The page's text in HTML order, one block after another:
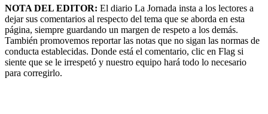
NOTA DEL EDITOR: El diario La Jornada insta a los lectores a
dejar sus comentarios al respecto del tema que se aborda en esta
página, siempre guardando un margen de respeto a los demás.
También promovemos reportar las notas que no sigan las normas de
conducta establecidas. Donde está el comentario, clic en Flag si
siente que se le irrespetó y nuestro equipo hará todo lo necesario
para corregirlo.